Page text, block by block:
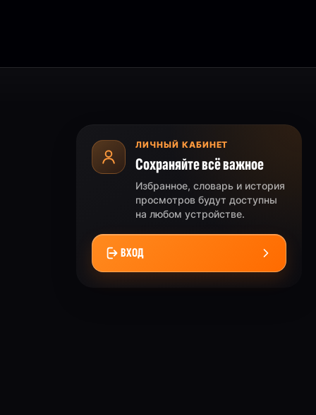
ЛИЧНЫЙ КАБИНЕТ
Сохраняйте всё важное
Избранное, словарь и история
просмотров будут доступны
на любом устройстве.
ВХОД